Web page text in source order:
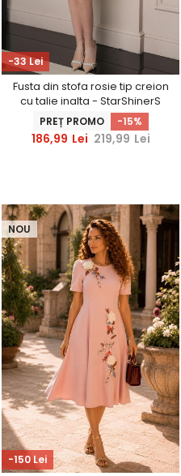
-33 Lei
Fusta din stofa rosie tip creion
cu talie inalta - StarShinerS
PREȚ PROMO -15%
186,99 Lei 219,99 Lei
-150 Lei
NOU